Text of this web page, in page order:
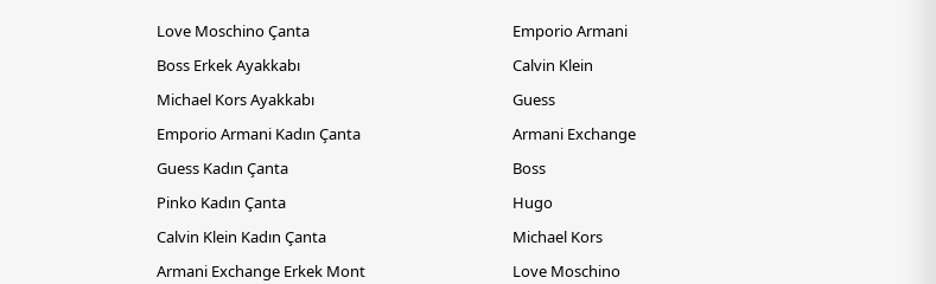
Love Moschino Çanta
Boss Erkek Ayakkabı
Michael Kors Ayakkabı
Emporio Armani Kadın Çanta
Guess Kadın Çanta
Pinko Kadın Çanta
Calvin Klein Kadın Çanta
Armani Exchange Erkek Mont
Emporio Armani
Calvin Klein
Guess
Armani Exchange
Boss
Hugo
Michael Kors
Love Moschino